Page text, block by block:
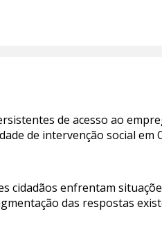
de acesso ao
de intervenção social em
cidadãos enfrentam
das respostas